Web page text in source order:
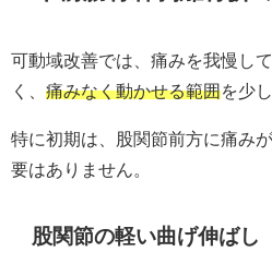
可動域改善では、痛みを我慢し
く、 痛みなく動かせる範囲を少
特に初期は、股関節前方に痛み
要はありません。
股関節の軽い曲げ伸ばし